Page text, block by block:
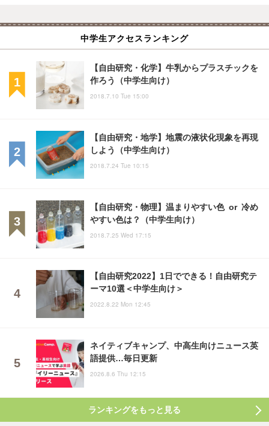
中学生アクセスランキング
【自由研究・化学】牛乳からプラスチックを
作ろう（中学生向け）
2018.7.10 Tue 15:00
【自由研究・地学】地震の液状化現象を再現
しよう（中学生向け）
2018.7.24 Tue 10:15
【自由研究・物理】温まりやすい色 or 冷め
やすい色は？（中学生向け）
2018.7.25 Wed 17:15
【自由研究2022】1日でできる！自由研究テ
ーマ10選＜中学生向け＞
2022.8.22 Mon 12:45
ネイティブキャンプ、中高生向けニュース英
語提供…毎日更新
2026.8.6 Thu 12:15
ランキングをもっと見る